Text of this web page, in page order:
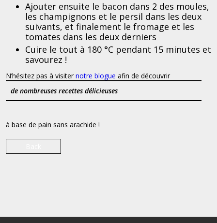
Ajouter ensuite le bacon dans 2 des moules,
les champignons et le persil dans les deux
suivants, et finalement le fromage et les
tomates dans les deux derniers
Cuire le tout à 180 °C pendant 15 minutes et
savourez !
N’hésitez pas à visiter notre blogue afin de découvrir
de nombreuses recettes délicieuses
à base de pain sans arachide !